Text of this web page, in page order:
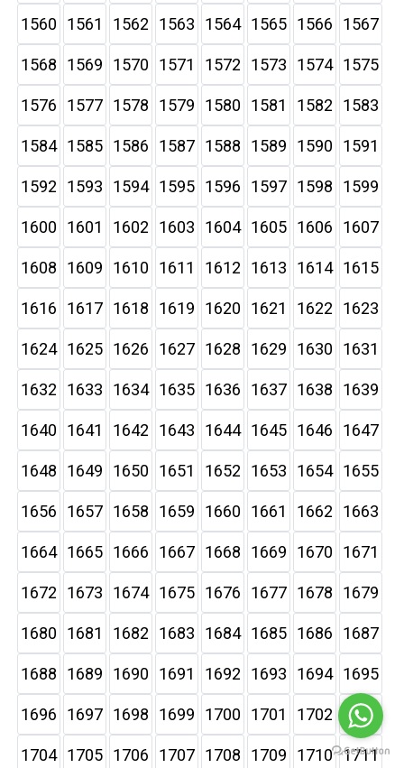
1560 1561 1562 1563 1564 1565 1566 1567
1568 1569 1570 1571 1572 1573 1574 1575
1576 1577 1578 1579 1580 1581 1582 1583
1584 1585 1586 1587 1588 1589 1590 1591
1592 1593 1594 1595 1596 1597 1598 1599
1600 1601 1602 1603 1604 1605 1606 1607
1608 1609 1610 1611 1612 1613 1614 1615
1616 1617 1618 1619 1620 1621 1622 1623
1624 1625 1626 1627 1628 1629 1630 1631
1632 1633 1634 1635 1636 1637 1638 1639
1640 1641 1642 1643 1644 1645 1646 1647
1648 1649 1650 1651 1652 1653 1654 1655
1656 1657 1658 1659 1660 1661 1662 1663
1664 1665 1666 1667 1668 1669 1670 1671
1672 1673 1674 1675 1676 1677 1678 1679
1680 1681 1682 1683 1684 1685 1686 1687
1688 1689 1690 1691 1692 1693 1694 1695
1696 1697 1698 1699 1700 1701 1702 1703
1704 1705 1706 1707 1708 1709 1710 1711